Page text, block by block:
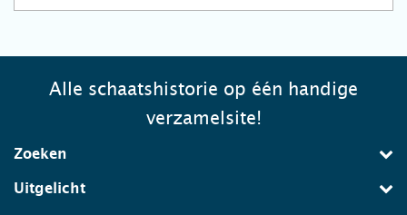
Alle schaatshistorie op één handige
verzamelsite!
Zoeken
Uitgelicht